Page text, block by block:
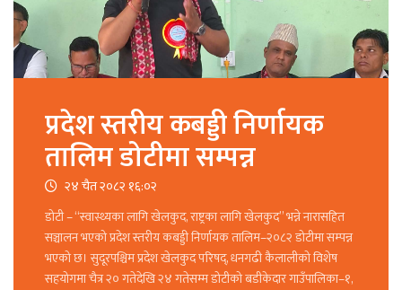
प्रदेश स्तरीय कबड्डी निर्णायक
तालिम डोटीमा सम्पन्न
२४ चैत २०८२ १६:०२
डोटी – “स्वास्थ्यका लागि खेलकुद, राष्ट्रका लागि खेलकुद” भन्ने नारासहित
सञ्चालन भएको प्रदेश स्तरीय कबड्डी निर्णायक तालिम–२०८२ डोटीमा सम्पन्न
भएको छ। सुदूरपश्चिम प्रदेश खेलकुद परिषद्, धनगढी कैलालीको विशेष
सहयोगमा चैत्र २० गतेदेखि २४ गतेसम्म डोटीको बडीकेदार गाउँपालिका–१,